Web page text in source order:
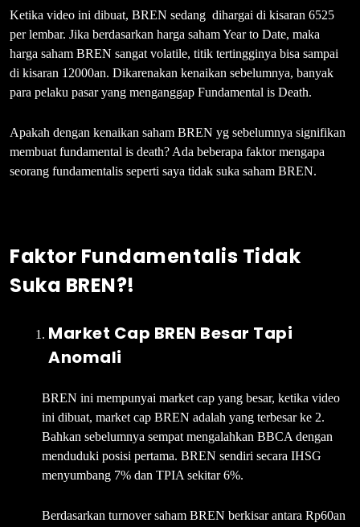
Ketika video ini dibuat, BREN sedang dihargai di kisaran 6525
per lembar. Jika berdasarkan harga saham Year to Date, maka
harga saham BREN sangat volatile, titik tertingginya bisa sampai
di kisaran 12000an. Dikarenakan kenaikan sebelumnya, banyak
para pelaku pasar yang menganggap Fundamental is Death.
Apakah dengan kenaikan saham BREN yg sebelumnya signifikan
membuat fundamental is death? Ada beberapa faktor mengapa
seorang fundamentalis seperti saya tidak suka saham BREN.
Faktor Fundamentalis Tidak
Suka BREN?!
Market Cap BREN Besar Tapi
Anomali
BREN ini mempunyai market cap yang besar, ketika video
ini dibuat, market cap BREN adalah yang terbesar ke 2.
Bahkan sebelumnya sempat mengalahkan BBCA dengan
menduduki posisi pertama. BREN sendiri secara IHSG
menyumbang 7% dan TPIA sekitar 6%.
Berdasarkan turnover saham BREN berkisar antara Rp60an